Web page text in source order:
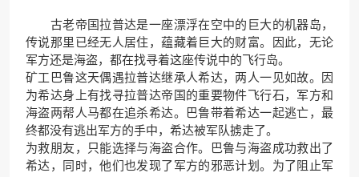
古老帝国拉普达是一座漂浮在空中的巨大的机器岛，
传说那里已经无人居住，蕴藏着巨大的财富。因此，无论
军方还是海盗，都在找寻着这座传说中的飞行岛。
矿工巴鲁这天偶遇拉普达继承人希达，两人一见如故。因
为希达身上有找寻拉普达帝国的重要物件飞行石，军方和
海盗两帮人马都在追杀希达。巴鲁带着希达一起逃亡，最
终都没有逃出军方的手中，希达被军队掳走了。
为救朋友，只能选择与海盗合作。巴鲁与海盗成功救出了
希达，同时，他们也发现了军方的邪恶计划。为了阻止军